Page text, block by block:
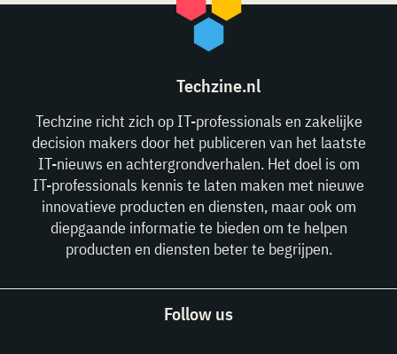
Techzine.nl
Techzine richt zich op IT-professionals en zakelijke
decision makers door het publiceren van het laatste
IT-nieuws en achtergrondverhalen. Het doel is om
IT-professionals kennis te laten maken met nieuwe
innovatieve producten en diensten, maar ook om
diepgaande informatie te bieden om te helpen
producten en diensten beter te begrijpen.
Follow us